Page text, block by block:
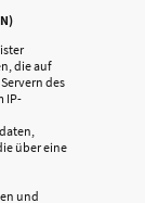
die auf
des
IP-
über eine
und